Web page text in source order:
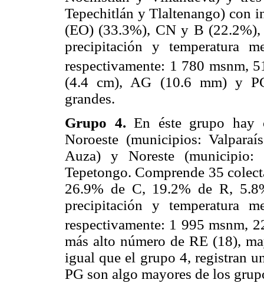
Tepechitlán y Tlaltenango) con
(EO) (33.3%), CN y B
precipitación y temperatura
respectivamente: 1 780 msnm,
(4.4 cm), AG (10.6 mm) y
grandes.
Grupo 4. En éste grupo hay
Noroeste (municipios:
Auza) y Noreste
Tepetongo. Comprende 35
26.9% de C, 19.2% de R,
precipitación y temperatura
respectivamente: 1 995 msnm,
más alto número de RE (18),
igual que el grupo 4, registran
PG son algo mayores de los